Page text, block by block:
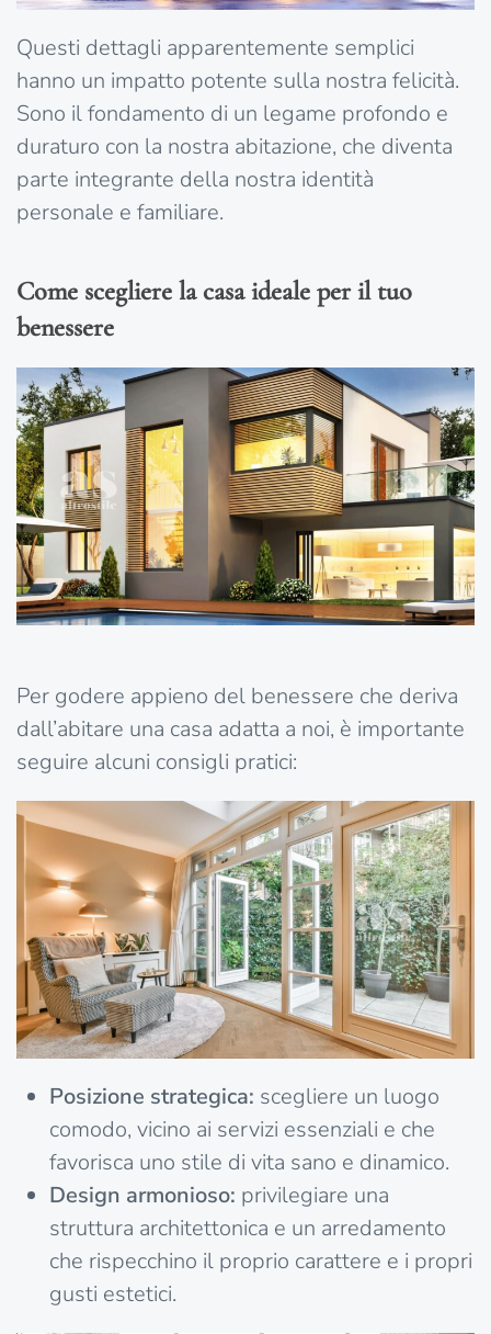
Questi dettagli apparentemente semplici
hanno un impatto potente sulla nostra felicità.
Sono il fondamento di un legame profondo e
duraturo con la nostra abitazione, che diventa
parte integrante della nostra identità
personale e familiare.
Come scegliere la casa ideale per il tuo
benessere
Per godere appieno del benessere che deriva
dall’abitare una casa adatta a noi, è importante
seguire alcuni consigli pratici:
Posizione strategica: scegliere un luogo
comodo, vicino ai servizi essenziali e che
favorisca uno stile di vita sano e dinamico.
Design armonioso: privilegiare una
struttura architettonica e un arredamento
che rispecchino il proprio carattere e i propri
gusti estetici.